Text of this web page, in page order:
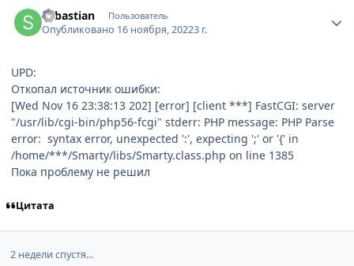
Sebastian Пользователь
Опубликовано 16 ноября, 20223 г.
UPD:
Откопал источник ошибки:
[Wed Nov 16 23:38:13 202] [error] [client ***] FastCGI: server
"/usr/lib/cgi-bin/php56-fcgi" stderr: PHP message: PHP Parse
error: syntax error, unexpected ':', expecting ';' or '{' in
/home/***/Smarty/libs/Smarty.class.php on line 1385
Пока проблему не решил
Цитата
2 недели спустя...